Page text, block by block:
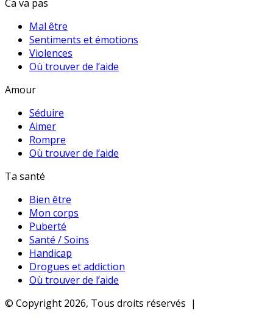
Ca va pas
Mal être
Sentiments et émotions
Violences
Où trouver de l’aide
Amour
Séduire
Aimer
Rompre
Où trouver de l’aide
Ta santé
Bien être
Mon corps
Puberté
Santé / Soins
Handicap
Drogues et addiction
Où trouver de l’aide
© Copyright 2026, Tous droits réservés |